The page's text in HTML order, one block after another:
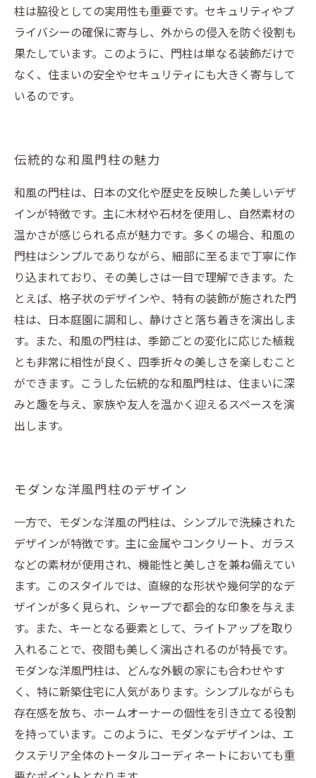
柱は脇役としての実用性も重要です。セキュリティやプ
ライバシーの確保に寄与し、外からの侵入を防ぐ役割も
果たしています。このように、門柱は単なる装飾だけで
なく、住まいの安全やセキュリティにも大きく寄与して
いるのです。
伝統的な和風門柱の魅力
和風の門柱は、日本の文化や歴史を反映した美しいデザ
インが特徴です。主に木材や石材を使用し、自然素材の
温かさが感じられる点が魅力です。多くの場合、和風の
門柱はシンプルでありながら、細部に至るまで丁寧に作
り込まれており、その美しさは一目で理解できます。た
とえば、格子状のデザインや、特有の装飾が施された門
柱は、日本庭園に調和し、静けさと落ち着きを演出しま
す。また、和風の門柱は、季節ごとの変化に応じた植栽
とも非常に相性が良く、四季折々の美しさを楽しむこと
ができます。こうした伝統的な和風門柱は、住まいに深
みと趣を与え、家族や友人を温かく迎えるスペースを演
出します。
モダンな洋風門柱のデザイン
一方で、モダンな洋風の門柱は、シンプルで洗練された
デザインが特徴です。主に金属やコンクリート、ガラス
などの素材が使用され、機能性と美しさを兼ね備えてい
ます。このスタイルでは、直線的な形状や幾何学的なデ
ザインが多く見られ、シャープで都会的な印象を与えま
す。また、キーとなる要素として、ライトアップを取り
入れることで、夜間も美しく演出されるのが特長です。
モダンな洋風門柱は、どんな外観の家にも合わせやす
く、特に新築住宅に人気があります。シンプルながらも
存在感を放ち、ホームオーナーの個性を引き立てる役割
を持っています。このように、モダンなデザインは、エ
クステリア全体のトータルコーディネートにおいても重